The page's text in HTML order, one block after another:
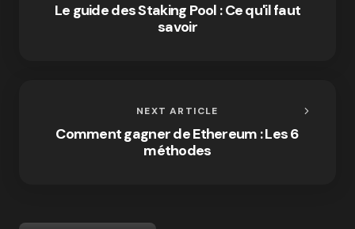
Le guide des Staking Pool : Ce qu'il faut
savoir
NEXT ARTICLE
Comment gagner de Ethereum : Les 6
méthodes